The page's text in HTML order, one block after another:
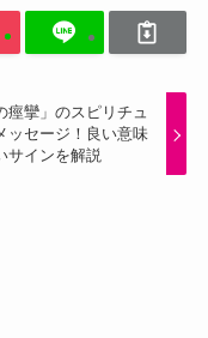
痙攣」のスピリチュ
ッセージ！良い意味
サインを解説